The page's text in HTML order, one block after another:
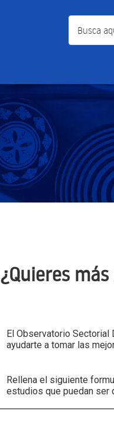
¿Quieres
El Observatorio
ayudarte a tomar las
Rellena el siguiente
estudios que puedan ser